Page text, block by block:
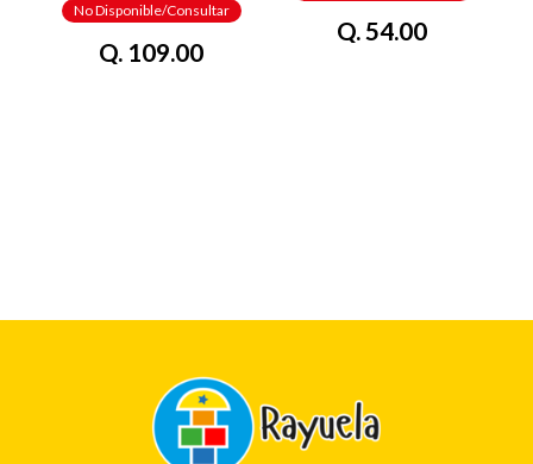
No Disponible/Consultar
Q. 109.00
Q. 54.00